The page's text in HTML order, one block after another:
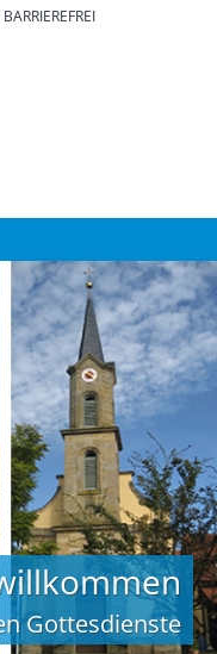
BARRIEREFREI
Gottesdienste